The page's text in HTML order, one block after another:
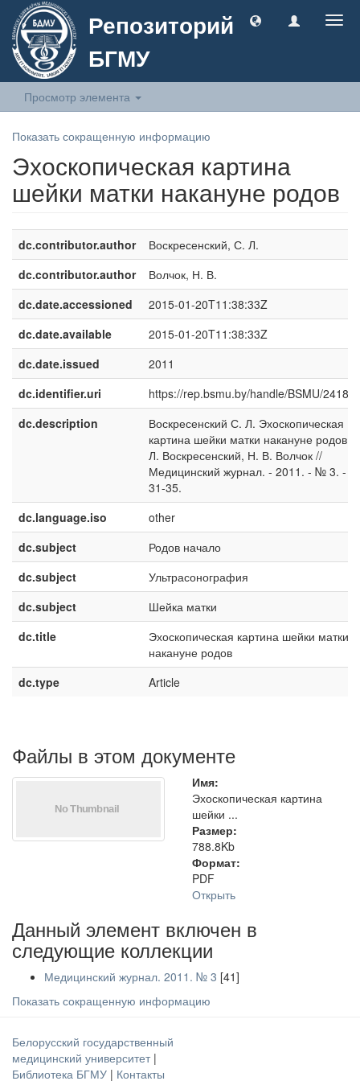
Репозиторий
БГМУ
Просмотр элемента
Показать сокращенную информацию
Эхоскопическая картина
шейки матки накануне родов
dc.contributor.author
Воскресенский, С. Л.
dc.contributor.author
Волчок, Н. В.
dc.date.accessioned
2015-01-20T11:38:33Z
dc.date.available
2015-01-20T11:38:33Z
dc.date.issued
2011
dc.identifier.uri
https://rep.bsmu.by/handle/BSMU/2418
dc.description
Воскресенский С. Л. Эхоскопическая
картина шейки матки накануне родов /
Л. Воскресенский, Н. В. Волчок //
Медицинский журнал. - 2011. - № 3. - С.
31-35.
dc.language.iso
other
dc.subject
Родов начало
dc.subject
Ультрасонография
dc.subject
Шейка матки
dc.title
Эхоскопическая картина шейки матки
накануне родов
dc.type
Article
Файлы в этом документе
Имя:
Эхоскопическая картина
шейки ...
Размер:
788.8Kb
Формат:
PDF
Открыть
Данный элемент включен в
следующие коллекции
Медицинский журнал. 2011. № 3 [41]
Показать сокращенную информацию
Белорусский государственный
медицинский университет |
Библиотека БГМУ | Контакты